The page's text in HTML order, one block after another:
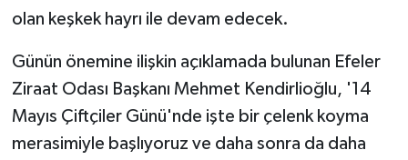
olan keşkek hayrı ile devam edecek.
Günün önemine ilişkin açıklamada bulunan Efeler
Ziraat Odası Başkanı Mehmet Kendirlioğlu, '14
Mayıs Çiftçiler Günü'nde işte bir çelenk koyma
merasimiyle başlıyoruz ve daha sonra da daha